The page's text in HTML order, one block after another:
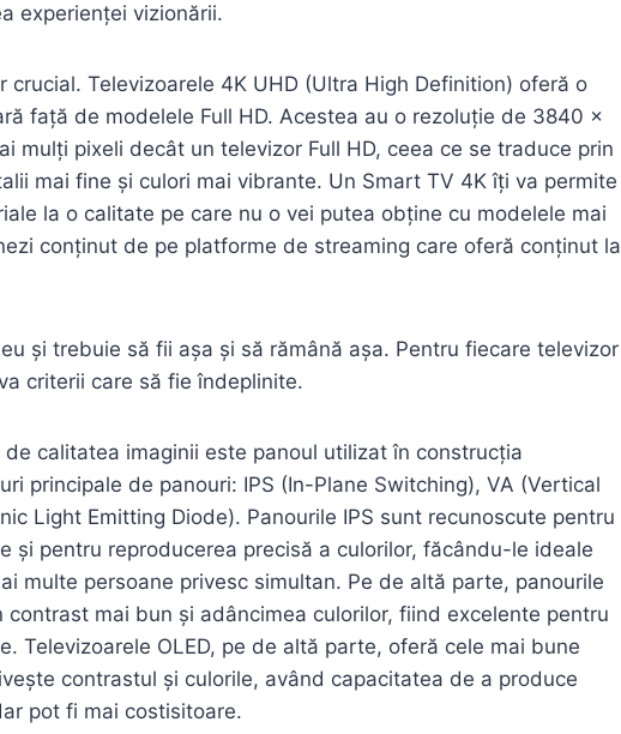
experienței vizionării.
crucial. Televizoarele 4K UHD (Ultra High Definition) oferă o
față de modelele Full HD. Acestea au o rezoluție de 3840 x
mulți pixeli decât un televizor Full HD, ceea ce se traduce prin
mai fine și culori mai vibrante. Un Smart TV 4K îți va permite
la o calitate pe care nu o vei putea obține cu modelele mai
conținut de pe platforme de streaming care oferă conținut la
și trebuie să fii așa și să rămână așa. Pentru fiecare televizor
criterii care să fie îndeplinite.
calitatea imaginii este panoul utilizat în construcția
principale de panouri: IPS (In-Plane Switching), VA (Vertical
Light Emitting Diode). Panourile IPS sunt recunoscute pentru
și pentru reproducerea precisă a culorilor, făcându-le ideale
multe persoane privesc simultan. Pe de altă parte, panourile
contrast mai bun și adâncimea culorilor, fiind excelente pentru
Televizoarele OLED, pe de altă parte, oferă cele mai bune
contrastul și culorile, având capacitatea de a produce
pot fi mai costisitoare.